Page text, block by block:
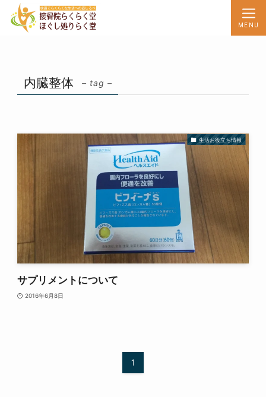
MENU
内臓整体 – tag –
生活お役立ち情報
サプリメントについて
2016年6月8日
1